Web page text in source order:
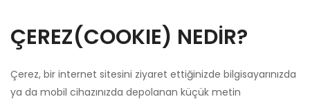
ÇEREZ(COOKIE) NEDİR?
Çerez, bir internet sitesini ziyaret ettiğinizde bilgisayarınızda
ya da mobil cihazınızda depolanan küçük metin